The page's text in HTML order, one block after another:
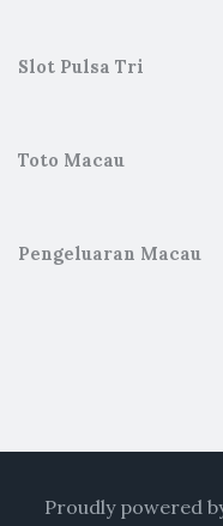
Slot Pulsa Tri
Toto Macau
Pengeluaran Macau
Proudly powered